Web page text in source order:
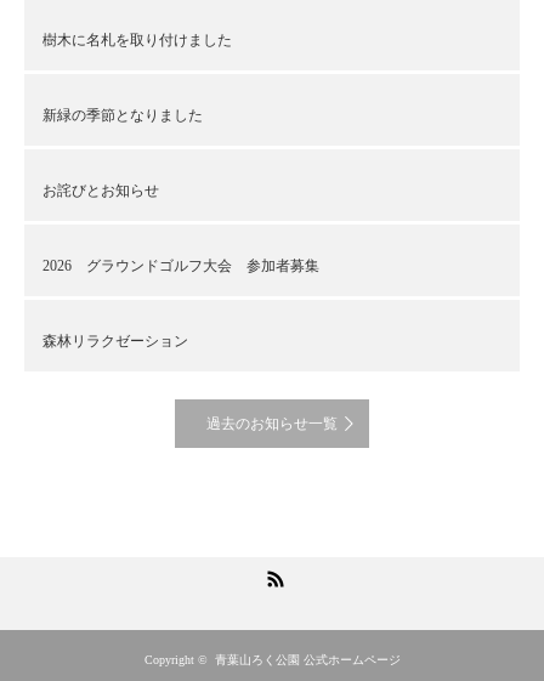
樹木に名札を取り付けました
新緑の季節となりました
お詫びとお知らせ
2026 グラウンドゴルフ大会 参加者募集
森林リラクゼーション
過去のお知らせ一覧
Copyright © 青葉山ろく公園 公式ホームページ